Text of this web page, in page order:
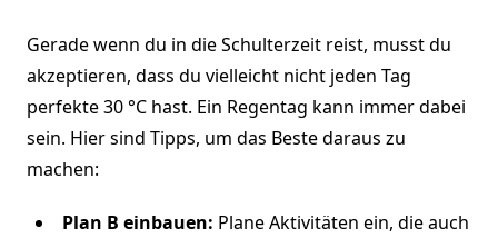
Gerade wenn du in die Schulterzeit reist, musst du
akzeptieren, dass du vielleicht nicht jeden Tag
perfekte 30 °C hast. Ein Regentag kann immer dabei
sein. Hier sind Tipps, um das Beste daraus zu
machen:
Plan B einbauen: Plane Aktivitäten ein, die auch